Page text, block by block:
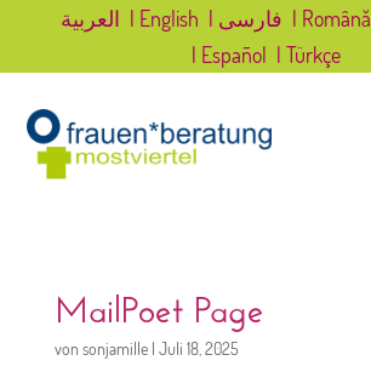
العربية | English | فارسی | Română
| Español | Türkçe
MailPoet Page
von sonjamille| Juli 18, 2025